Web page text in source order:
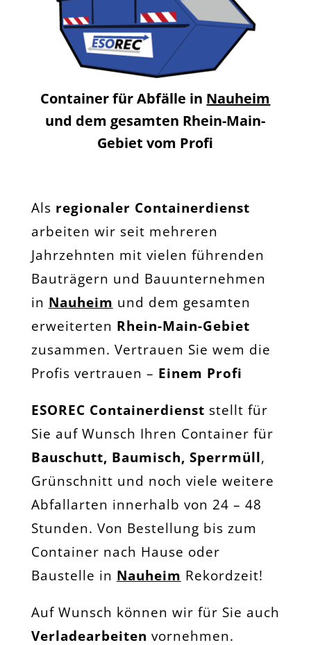
Container für Abfälle in Nauheim
und dem gesamten Rhein-Main-
Gebiet vom Profi
Als regionaler Containerdienst
arbeiten wir seit mehreren
Jahrzehnten mit vielen führenden
Bauträgern und Bauunternehmen
in Nauheim und dem gesamten
erweiterten Rhein-Main-Gebiet
zusammen. Vertrauen Sie wem die
Profis vertrauen – Einem Profi
ESOREC Containerdienst stellt für
Sie auf Wunsch Ihren Container für
Bauschutt, Baumisch, Sperrmüll,
Grünschnitt und noch viele weitere
Abfallarten innerhalb von 24 – 48
Stunden. Von Bestellung bis zum
Container nach Hause oder
Baustelle in Nauheim Rekordzeit!
Auf Wunsch können wir für Sie auch
Verladearbeiten vornehmen.